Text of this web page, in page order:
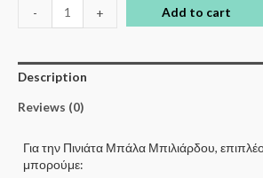
- + Add to cart
Description
Reviews (0)
Για την Πινιάτα Μπάλα Μπιλιάρδου,
μπορούμε: